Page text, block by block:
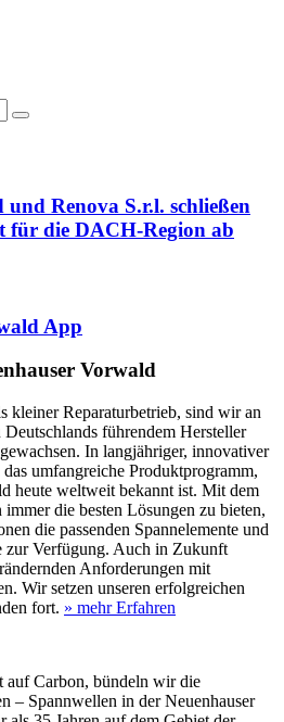
Renova S.r.l. schließen
für die DACH-Region ab
App
Vorwald
kleiner Reparaturbetrieb, sind wir an
führendem Hersteller
In langjähriger, innovativer
umfangreiche Produktprogramm,
heute weltweit bekannt ist. Mit dem
die besten Lösungen zu bieten,
die passenden Spannelemente und
zur Verfügung. Auch in Zukunft
Anforderungen mit
Wir setzen unseren erfolgreichen
fort. » mehr Erfahren
auf Carbon, bündeln wir die
– Spannwellen in der Neuenhauser